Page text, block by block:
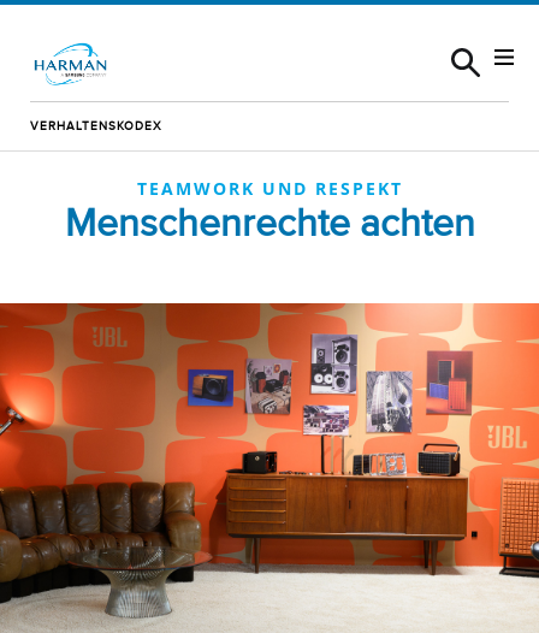
VERHALTENSKODEX
TEAMWORK UND RESPEKT
Menschenrechte achten